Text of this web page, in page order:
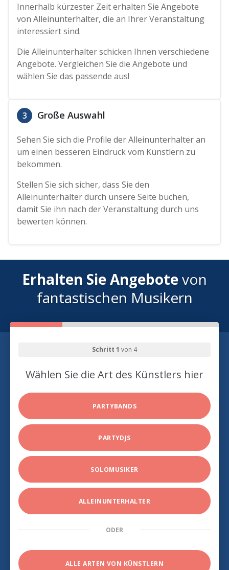
Innerhalb kürzester Zeit erhalten Sie Angebote
von Alleinunterhalter, die an Ihrer Veranstaltung
interessiert sind.
Die Alleinunterhalter schicken Ihnen verschiedene
Angebote. Vergleichen Sie die Angebote und
wählen Sie das passende aus!
3 Große Auswahl
Sehen Sie sich die Profile der Alleinunterhalter an
um einen besseren Eindruck vom Künstlern zu
bekommen.
Stellen Sie sich sicher, dass Sie den
Alleinunterhalter durch unsere Seite buchen,
damit Sie ihn nach der Veranstaltung durch uns
bewerten können.
Erhalten Sie Angebotevon
fantastischen Musikern
Schritt 1 von 4
Wählen Sie die Art des Künstlers hier
PARTYBANDS
PARTYDJS
SOLOMUSIKER
ALLEINUNTERHALTER
ODER
ALLE ARTEN VON KÜNSTLERN